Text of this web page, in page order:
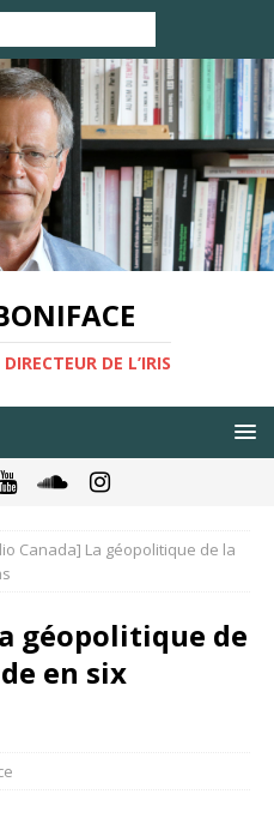
DE L’IRIS
Canada] La géopolitique de la
géopolitique de
en six